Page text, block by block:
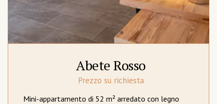
Abete Rosso
Prezzo su richiesta
Mini-appartamento di 52 m² arredato con legno